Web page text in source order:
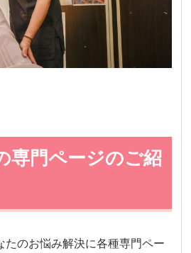
専門ページのご紹
たのお悩み解決に各種専門ペー